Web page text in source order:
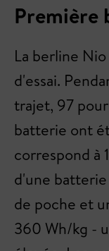
Première
La berline
d'essai.
trajet, 97
batterie ont
correspond à
d'une
de poche et
360 Wh/kg -